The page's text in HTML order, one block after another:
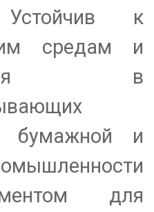
Устойчив к
средам и
в
бумажной и
для